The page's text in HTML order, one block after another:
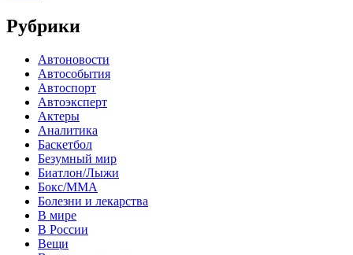
Рубрики
Автоновости
Автособытия
Автоспорт
Автоэксперт
Актеры
Аналитика
Баскетбол
Безумный мир
Биатлон/Лыжи
Бокс/MMA
Болезни и лекарства
В мире
В России
Вещи